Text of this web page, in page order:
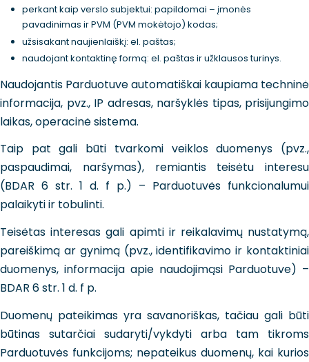
perkant kaip verslo subjektui: papildomai – įmonės
pavadinimas ir PVM (PVM mokėtojo) kodas;
užsisakant naujienlaiškį: el. paštas;
naudojant kontaktinę formą: el. paštas ir užklausos turinys.
Naudojantis Parduotuve automatiškai kaupiama techninė
informacija, pvz., IP adresas, naršyklės tipas, prisijungimo
laikas, operacinė sistema.
Taip pat gali būti tvarkomi veiklos duomenys (pvz.,
paspaudimai, naršymas), remiantis teisėtu interesu
(BDAR 6 str. 1 d. f p.) – Parduotuvės funkcionalumui
palaikyti ir tobulinti.
Teisėtas interesas gali apimti ir reikalavimų nustatymą,
pareiškimą ar gynimą (pvz., identifikavimo ir kontaktiniai
duomenys, informacija apie naudojimąsi Parduotuve) –
BDAR 6 str. 1 d. f p.
Duomenų pateikimas yra savanoriškas, tačiau gali būti
būtinas sutarčiai sudaryti/vykdyti arba tam tikroms
Parduotuvės funkcijoms; nepateikus duomenų, kai kurios